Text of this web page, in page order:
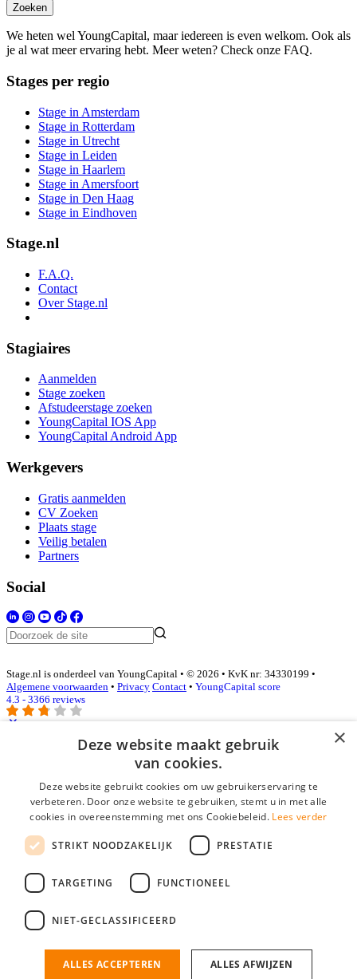
Zoeken
We heten wel YoungCapital, maar iedereen is even welkom. Ook als
je al wat meer ervaring hebt. Meer weten? Check onze FAQ.
Stages per regio
Stage in Amsterdam
Stage in Rotterdam
Stage in Utrecht
Stage in Leiden
Stage in Haarlem
Stage in Amersfoort
Stage in Den Haag
Stage in Eindhoven
Stage.nl
F.A.Q.
Contact
Over Stage.nl
Stagiaires
Aanmelden
Stage zoeken
Afstudeerstage zoeken
YoungCapital IOS App
YoungCapital Android App
Werkgevers
Gratis aanmelden
CV Zoeken
Plaats stage
Veilig betalen
Partners
Social
Stage.nl is onderdeel van YoungCapital • © 2026 • KvK nr: 34330199 •
Algemene voorwaarden • Privacy Contact • YoungCapital score
4.3 - 3366 reviews
Inloggen als bedrijf
E-mail*
Wachtwoord
login gegevens onthouden
login
Bedrijf aanmelden
nieuwe collega/werknemer zo gevonden!
×
Deze website maakt gebruik
van cookies.
Deze website gebruikt cookies om uw gebruikerservaring te
verbeteren. Door onze website te gebruiken, stemt u in met alle
cookies in overeenstemming met ons Cookiebeleid. Lees verder
STRIKT NOODZAKELIJK PRESTATIE
TARGETING FUNCTIONEEL
NIET-GECLASSIFICEERD
ALLES ACCEPTEREN ALLES AFWIJZEN